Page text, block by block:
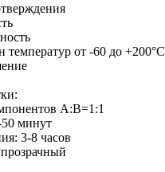
температур от -60 до +200°С
А:В=1:1
минут
3-8 часов